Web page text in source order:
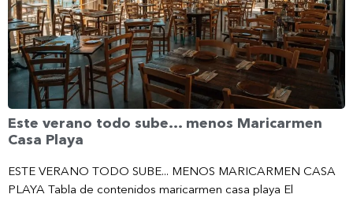
Este verano todo sube… menos Maricarmen
Casa Playa
ESTE VERANO TODO SUBE... MENOS MARICARMEN CASA
PLAYA Tabla de contenidos maricarmen casa playa El